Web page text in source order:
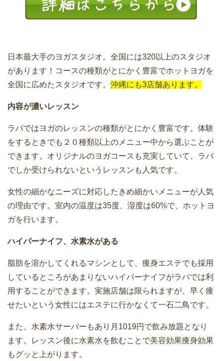
日本最大手のヨガスタジオ。全国には320以上のスタジオ
があります！コースの種類がとにかく豊富でホットヨガを
全国に広めたスタジオです。 沖縄にも3店舗あります。
内容が濃いレッスン
ラバではヨガのレッスンの種類がとにかく豊富です。体験
をするときでも２０種類以上のメニュー中から選ぶことが
できます。オリジナルのヨガコースも充実していて、ラバ
でしか受けられないというレッスンも人気です。
女性の細かなニーズに対応したきめ細かいメニューが人気
の理由です。室内の温度は35度、湿度は60%で、ホットヨ
ガを行います。
ハイパーナイフ、水素水がある
脂肪を溶かしてくれるマシンとして、痩身エステでも採用
しているところがあまりないハイパーナイフがラバでは利
用することができます。実施店舗は限られますが、早く痩
せたいという女性にはエステに行かなくて一石二鳥です。
また、水素水サーバーもあり月1019円で飲み放題となり
ます。レッスン後に水素水を飲むことで美容効果痩身効果
もグッと上がります。